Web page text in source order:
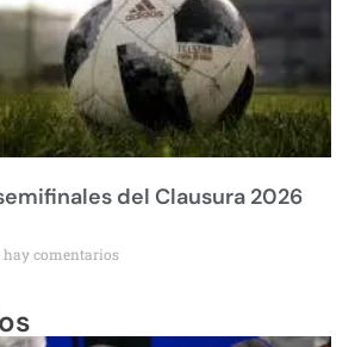
del Clausura 2026
hay comentarios